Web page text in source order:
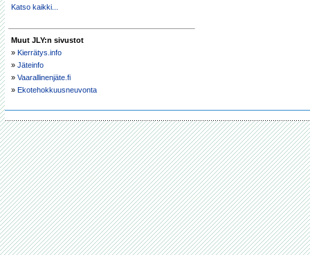
Katso kaikki...
Muut JLY:n sivustot
» Kierrätys.info
» Jäteinfo
» Vaarallinenjäte.fi
» Ekotehokkuusneuvonta